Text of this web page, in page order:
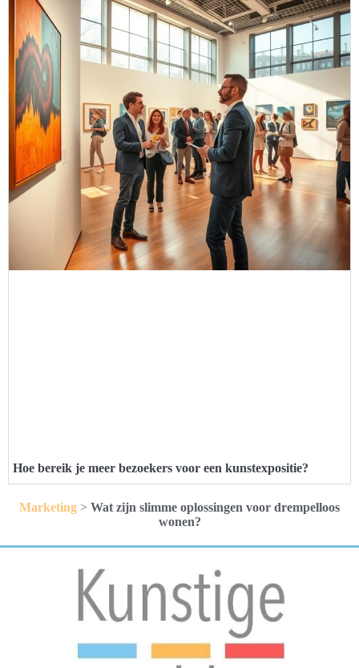
Hoe bereik je meer bezoekers voor een kunstexpositie?
Marketing > Wat zijn slimme oplossingen voor drempelloos
wonen?